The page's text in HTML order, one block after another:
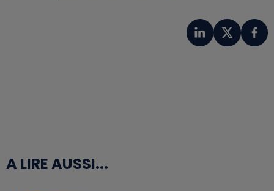
A LIRE AUSSI...